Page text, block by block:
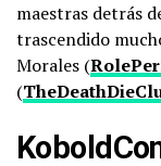
maestras detrás
trascendido
Morales (
(